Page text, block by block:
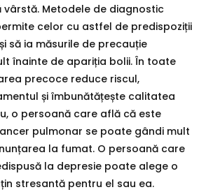
vârstă. Metodele de diagnostic
celor cu astfel de predispoziții
să ia măsurile de precauție
înainte de apariția bolii. În toate
precoce reduce riscul,
și îmbunătățește calitatea
o persoană care află că este
pulmonar se poate gândi mult
la fumat. O persoană care
la depresie poate alege o
stresantă pentru el sau ea.